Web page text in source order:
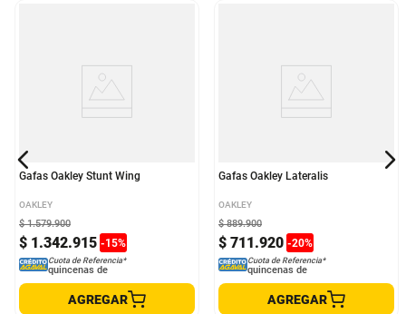
Gafas Oakley Stunt Wing
OAKLEY
$ 1.342.915 -15%
$ 1.579.900
Cuota de Referencia*
quincenas de
AGREGAR
Gafas Oakley Lateralis
OAKLEY
$ 711.920 -20%
$ 889.900
Cuota de Referencia*
quincenas de
AGREGAR